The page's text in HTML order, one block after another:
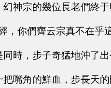
幻神宗的幾位長老們終
，你們齊云宗真不在乎
同時，步子奇猛地沖了
把嘴角的鮮血，步長天